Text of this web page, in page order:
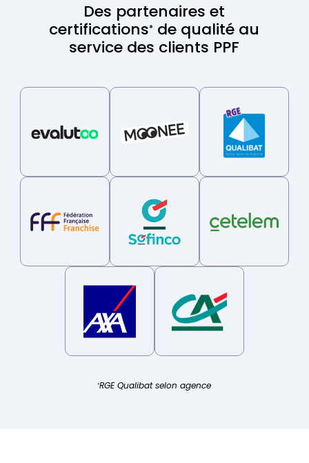
Des partenaires et
certifications* de qualité au
service des clients PPF
*RGE Qualibat selon agence